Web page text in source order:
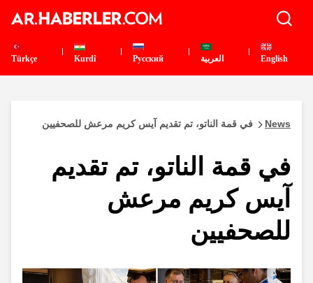
English العربية Pусский
Kurdî
Türkçe
News في قمة الناتو، تم تقديم آيس كريم مرعش للصحفيين
في قمة الناتو، تم تقديم
آيس كريم مرعش
للصحفيين